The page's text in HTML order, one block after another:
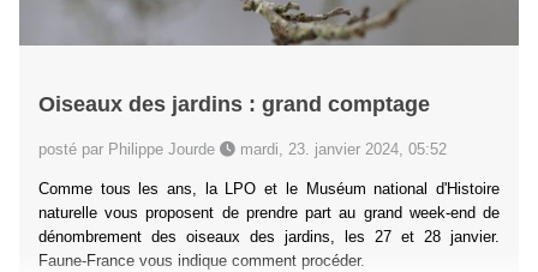
Oiseaux des jardins : grand comptage
posté par Philippe Jourde mardi, 23. janvier 2024, 05:52
Comme tous les ans, la LPO et le Muséum national d'Histoire
naturelle vous proposent de prendre part au grand week-end de
dénombrement des oiseaux des jardins, les 27 et 28 janvier.
Faune-France vous indique comment procéder.